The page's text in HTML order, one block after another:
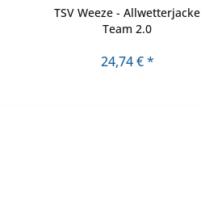
TSV Weeze - Allwetterjacke
Team 2.0
24,74 € *